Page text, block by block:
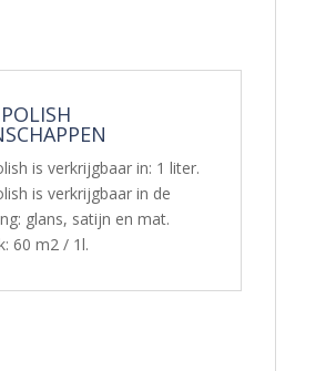
is verkrijgbaar in: 1 liter.
is verkrijgbaar in de
glans, satijn en mat.
60 m2 / 1l.